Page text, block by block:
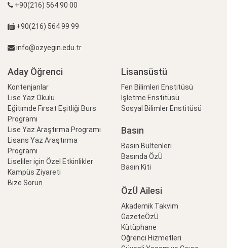
+90(216) 564 90 00
+90(216) 564 99 99
info@ozyegin.edu.tr
Aday Öğrenci
Kontenjanlar
Lise Yaz Okulu
Eğitimde Fırsat Eşitliği Burs
Programı
Lise Yaz Araştırma Programı
Lisans Yaz Araştırma
Programı
Liseliler için Özel Etkinlikler
Kampüs Ziyareti
Bize Sorun
Lisansüstü
Fen Bilimleri Enstitüsü
İşletme Enstitüsü
Sosyal Bilimler Enstitüsü
Basın
Basın Bültenleri
Basında ÖzÜ
Basın Kiti
ÖzÜ Ailesi
Akademik Takvim
GazeteÖzÜ
Kütüphane
Öğrenci Hizmetleri